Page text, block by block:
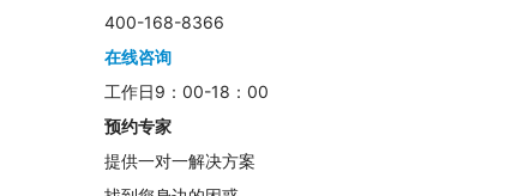
400-168-8366
在线咨询
工作日9：00-18：00
预约专家
提供一对一解决方案